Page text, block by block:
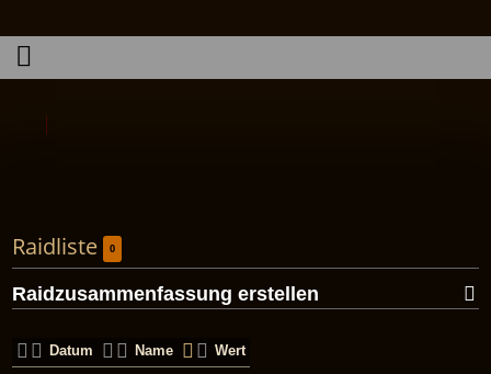
Raidliste 0
Raidzusammenfassung erstellen
Datum Name Wert